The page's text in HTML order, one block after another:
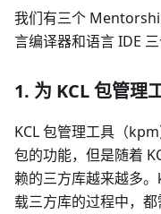
我们有三个
言编译器和语言 IDE 三
1. 为 KCL 包管理
KCL 包管理工具（
包的功能，但是随着
赖的三方库越来越多
载三方库的过程中，都